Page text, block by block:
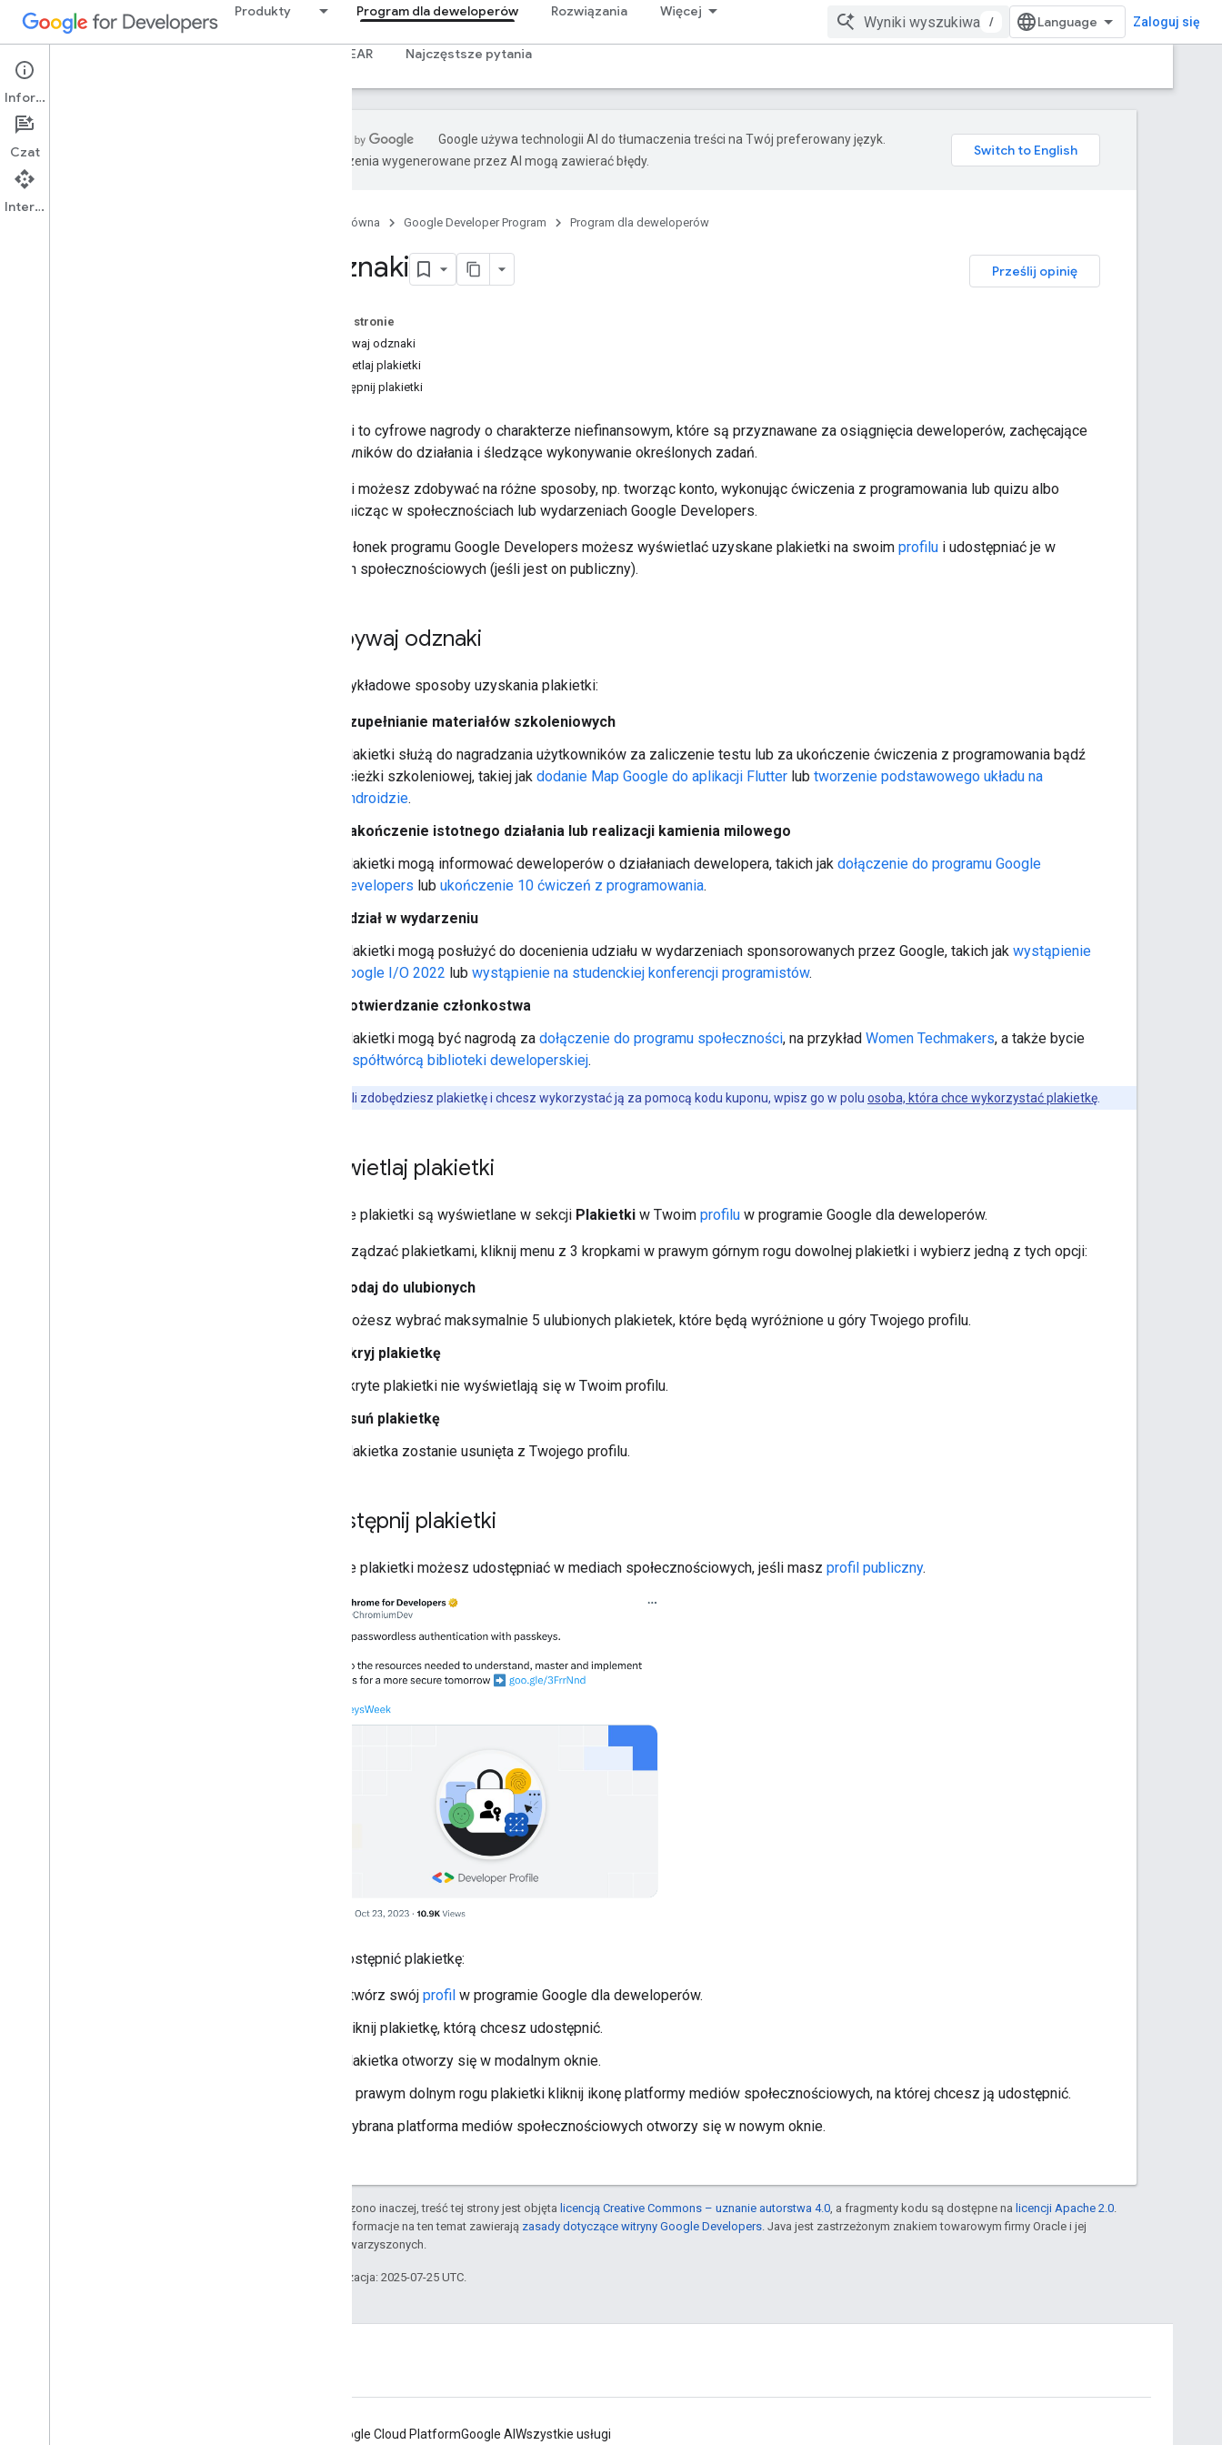
Produkty Program dla deweloperów Rozwiązania Więcej
/ Zaloguj się
GEAR Najczęstsze pytania
Omówienie Programu dla deweloperów
Najczęstsze pytania dotyczące
Google używa technologii AI do tłumaczenia treści na Twój preferowany język.
Tłumaczenia wygenerowane przez AI mogą zawierać błędy.
Strona główna Google Developer Program Program dla deweloperów
Prześlij opinię
Odznaki
Na tej stronie
Zdobywaj odznaki
Wyświetlaj plakietki
Udostępnij plakietki
Odznaki to cyfrowe nagrody o charakterze niefinansowym, które są przyznawane za osiągnięcia deweloperów, zachęcające
użytkowników do działania i śledzące wykonywanie określonych zadań.
Odznaki możesz zdobywać na różne sposoby, np. tworząc konto, wykonując ćwiczenia z programowania lub quizu albo
uczestnicząc w społecznościach lub wydarzeniach Google Developers.
Jako członek programu Google Developers możesz wyświetlać uzyskane plakietki na swoim profilu i udostępniać je w
mediach społecznościowych (jeśli jest on publiczny).
Zdobywaj odznaki
Oto przykładowe sposoby uzyskania plakietki:
Uzupełnianie materiałów szkoleniowych
Plakietki służą do nagradzania użytkowników za zaliczenie testu lub za ukończenie ćwiczenia z programowania bądź
ścieżki szkoleniowej, takiej jak dodanie Map Google do aplikacji Flutter lub tworzenie podstawowego układu na
Androidzie.
Zakończenie istotnego działania lub realizacji kamienia milowego
Plakietki mogą informować deweloperów o działaniach dewelopera, takich jak dołączenie do programu Google
Developers lub ukończenie 10 ćwiczeń z programowania.
Udział w wydarzeniu
Plakietki mogą posłużyć do docenienia udziału w wydarzeniach sponsorowanych przez Google, takich jak wystąpienie
Google I/O 2022 lub wystąpienie na studenckiej konferencji programistów.
Potwierdzanie członkostwa
Plakietki mogą być nagrodą za dołączenie do programu społeczności, na przykład Women Techmakers, a także bycie
Współtwórcą biblioteki deweloperskiej.
jeśli zdobędziesz plakietkę i chcesz wykorzystać ją za pomocą kodu kuponu, wpisz go w polu osoba, która chce wykorzystać plakietkę
Wyświetlaj plakietki
Zdobyte plakietki są wyświetlane w sekcji Plakietki w Twoim profilu w programie Google dla deweloperów.
Aby zarządzać plakietkami, kliknij menu z 3 kropkami w prawym górnym rogu dowolnej plakietki i wybierz jedną z tych opcji:
Dodaj do ulubionych
Możesz wybrać maksymalnie 5 ulubionych plakietek, które będą wyróżnione u góry Twojego profilu.
Ukryj plakietkę
Ukryte plakietki nie wyświetlają się w Twoim profilu.
Usuń plakietkę
Plakietka zostanie usunięta z Twojego profilu.
Udostępnij plakietki
Zdobyte plakietki możesz udostępniać w mediach społecznościowych, jeśli masz profil publiczny.
Aby udostępnić plakietkę:
Otwórz swój profil w programie Google dla deweloperów.
Kliknij plakietkę, którą chcesz udostępnić.
Plakietka otworzy się w modalnym oknie.
W prawym dolnym rogu plakietki kliknij ikonę platformy mediów społecznościowych, na której chcesz ją udostępnić.
Wybrana platforma mediów społecznościowych otworzy się w nowym oknie.
O ile nie stwierdzono inaczej, treść tej strony jest objęta licencją Creative Commons – uznanie autorstwa 4.0 , a fragmenty kodu są dostępne na licencji Apache 2.0
Szczegółowe informacje na ten temat zawierają zasady dotyczące witryny Google Developers . Java jest zastrzeżonym znakiem towarowym firmy Oracle i jej
podmiotów stowarzyszonych.
Ostatnia aktualizacja: 2025-07-25 UTC.
Google Cloud PlatformGoogle AI Wszystkie usługi
Informacje
Czat
Interfejs API